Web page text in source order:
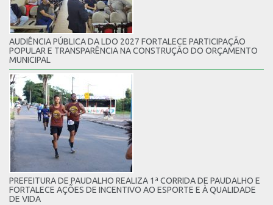
AUDIÊNCIA PÚBLICA DA LDO 2027 FORTALECE PARTICIPAÇÃO
POPULAR E TRANSPARÊNCIA NA CONSTRUÇÃO DO ORÇAMENTO
MUNICIPAL
PREFEITURA DE PAUDALHO REALIZA 1ª CORRIDA DE PAUDALHO E
FORTALECE AÇÕES DE INCENTIVO AO ESPORTE E À QUALIDADE
DE VIDA